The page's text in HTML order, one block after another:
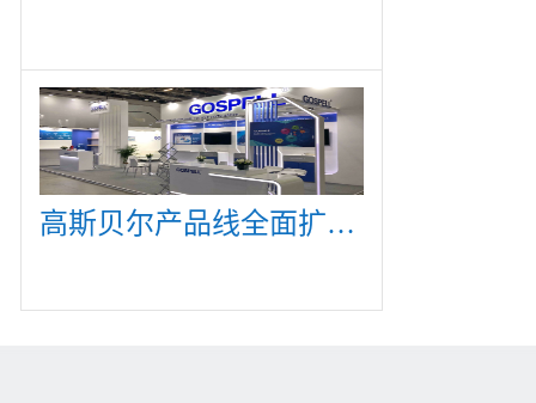
高斯贝尔产品线全面扩展，众多新产品亮相CommunicAsia 2019